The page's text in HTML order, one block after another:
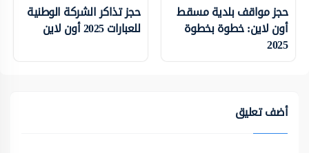
حجز مواقف بلدية مسقط
أون لاين: خطوة بخطوة
2025
حجز تذاكر الشركة الوطنية
للعبارات 2025 أون لاين
أضف تعليق